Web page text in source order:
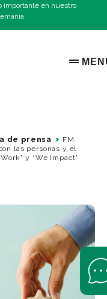
importante en nuestro
OPEN
de prensa
FM
las personas y el
y “We Impact”